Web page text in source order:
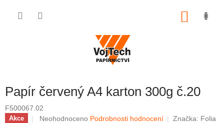
Papír červený A4 karton 300g č.20
F500067.02
Akce Průměrné hodnocení produktu je 0,0 z 5 hvězdiček.
Neohodnoceno Podrobnosti hodnocení Značka: Folia